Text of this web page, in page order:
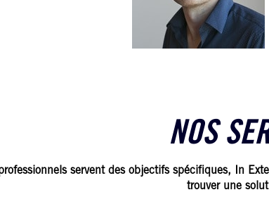
NOS
servent des objectifs spécifiques, In
trouver une